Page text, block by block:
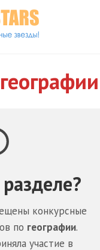
конкурсные
по географии.
участие в